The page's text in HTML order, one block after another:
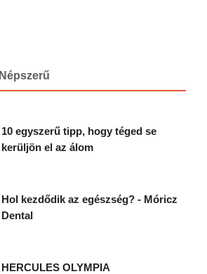
Népszerű
10 egyszerű tipp, hogy téged se
kerüljön el az álom
Hol kezdődik az egészség? - Móricz
Dental
HERCULES OLYMPIA